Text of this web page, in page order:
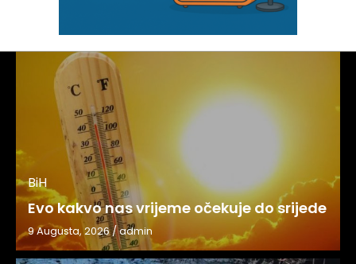
BiH
Evo kakvo nas vrijeme očekuje do srijede
9 Augusta, 2026/admin